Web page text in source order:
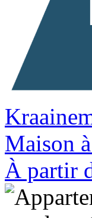
Maison
À partir